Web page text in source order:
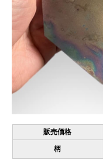
販売価格
柄